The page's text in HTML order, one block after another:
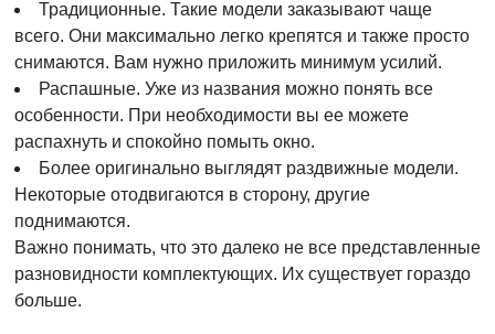
Традиционные. Такие модели заказывают чаще
всего. Они максимально легко крепятся и также просто
снимаются. Вам нужно приложить минимум усилий.
Распашные. Уже из названия можно понять все
особенности. При необходимости вы ее можете
распахнуть и спокойно помыть окно.
Более оригинально выглядят раздвижные модели.
Некоторые отодвигаются в сторону, другие
поднимаются.
Важно понимать, что это далеко не все представленные
разновидности комплектующих. Их существует гораздо
больше.